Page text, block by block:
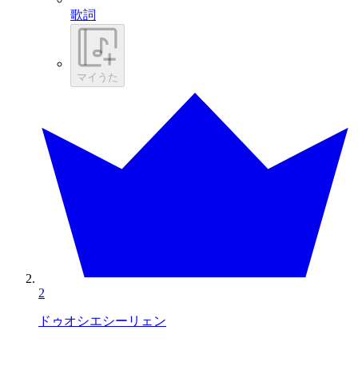
歌詞
マイうた
2
ドゥオシエシーリェン